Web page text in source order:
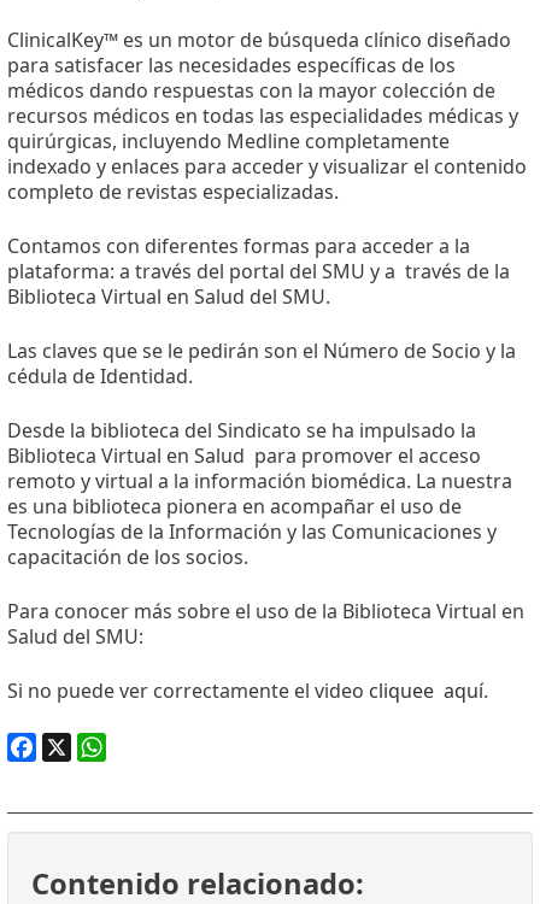
ClinicalKey™ es un motor de búsqueda clínico diseñado
para satisfacer las necesidades específicas de los
médicos dando respuestas con la mayor colección de
recursos médicos en todas las especialidades médicas y
quirúrgicas, incluyendo Medline completamente
indexado y enlaces para acceder y visualizar el contenido
completo de revistas especializadas.
Contamos con diferentes formas para acceder a la
plataforma: a través del portal del SMU y a través de la
Biblioteca Virtual en Salud del SMU.
Las claves que se le pedirán son el Número de Socio y la
cédula de Identidad.
Desde la biblioteca del Sindicato se ha impulsado la
Biblioteca Virtual en Salud para promover el acceso
remoto y virtual a la información biomédica. La nuestra
es una biblioteca pionera en acompañar el uso de
Tecnologías de la Información y las Comunicaciones y
capacitación de los socios.
Para conocer más sobre el uso de la Biblioteca Virtual en
Salud del SMU:
Si no puede ver correctamente el video cliquee aquí.
Contenido relacionado: